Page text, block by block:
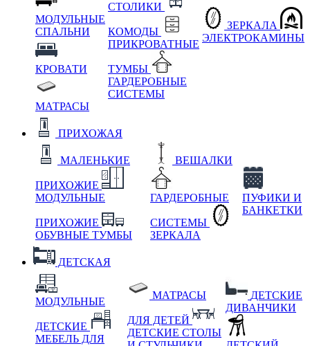
МОДУЛЬНЫЕ
СПАЛЬНИ
КРОВАТИ
МАТРАСЫ
СТОЛИКИ
КОМОДЫ
ПРИКРОВАТНЫЕ
ТУМБЫ
ГАРДЕРОБНЫЕ
СИСТЕМЫ
ЗЕРКАЛА
ЭЛЕКТРОКАМИНЫ
ПРИХОЖАЯ
МАЛЕНЬКИЕ
ПРИХОЖИЕ
МОДУЛЬНЫЕ
ПРИХОЖИЕ
ОБУВНЫЕ ТУМБЫ
ВЕШАЛКИ
ГАРДЕРОБНЫЕ
СИСТЕМЫ
ЗЕРКАЛА
ПУФИКИ И
БАНКЕТКИ
ДЕТСКАЯ
МОДУЛЬНЫЕ
ДЕТСКИЕ
МЕБЕЛЬ ДЛЯ
МАТРАСЫ
ДЛЯ ДЕТЕЙ
ДЕТСКИЕ СТОЛЫ
ДЕТСКИЕ
ДИВАНЧИКИ